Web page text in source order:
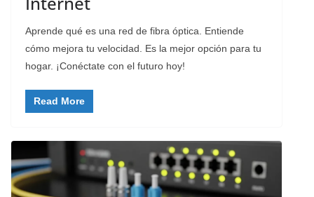
Aprende qué es una red de fibra óptica. Entiende
cómo mejora tu velocidad. Es la mejor opción para tu
hogar. ¡Conéctate con el futuro hoy!
Read More